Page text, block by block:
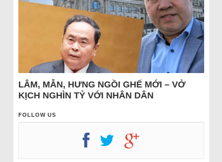
LÂM, MẪN, HƯNG NGỒI GHẾ MỚI – VỞ
KỊCH NGHÌN TỶ VỚI NHÂN DÂN
FOLLOW US